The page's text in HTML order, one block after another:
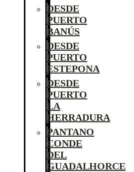
DESDE
PUERTO
BANÚS
DESDE
PUERTO
ESTEPONA
DESDE
PUERTO
LA
HERRADURA
PANTANO
CONDE
DEL
GUADALHORCE